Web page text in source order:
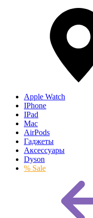
Apple Watch
IPhone
IPad
Mac
AirPods
Гаджеты
Аксессуары
Dyson
% Sale